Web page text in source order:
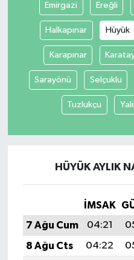
Emirgazi Ereğli
Halkapınar Hüyük
Karapınar
Sarayönü Selçuklu
Tuzlukçu
HÜYÜK AYLIK
İMSAK
7 Ağu Cum
04:21
8 Ağu Cts
04:22